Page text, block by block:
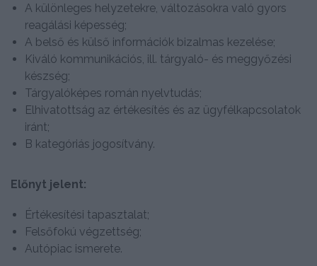
A különleges helyzetekre, változásokra való gyors
reagálási képesség;
A belső és külső információk bizalmas kezelése;
Kiváló kommunikációs, ill. tárgyaló- és meggyőzési
készség;
Tárgyalóképes román nyelvtudás;
Elhivatottság az értékesítés és az ügyfélkapcsolatok
iránt;
B kategóriás jogosítvány.
Előnyt jelent:
Értékesítési tapasztalat;
Felsőfokú végzettség;
Autópiac ismerete.